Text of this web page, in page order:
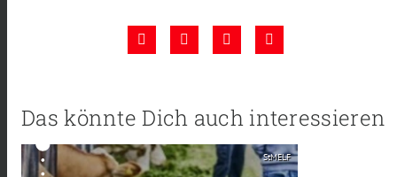
Das könnte Dich auch interessieren
StMELF